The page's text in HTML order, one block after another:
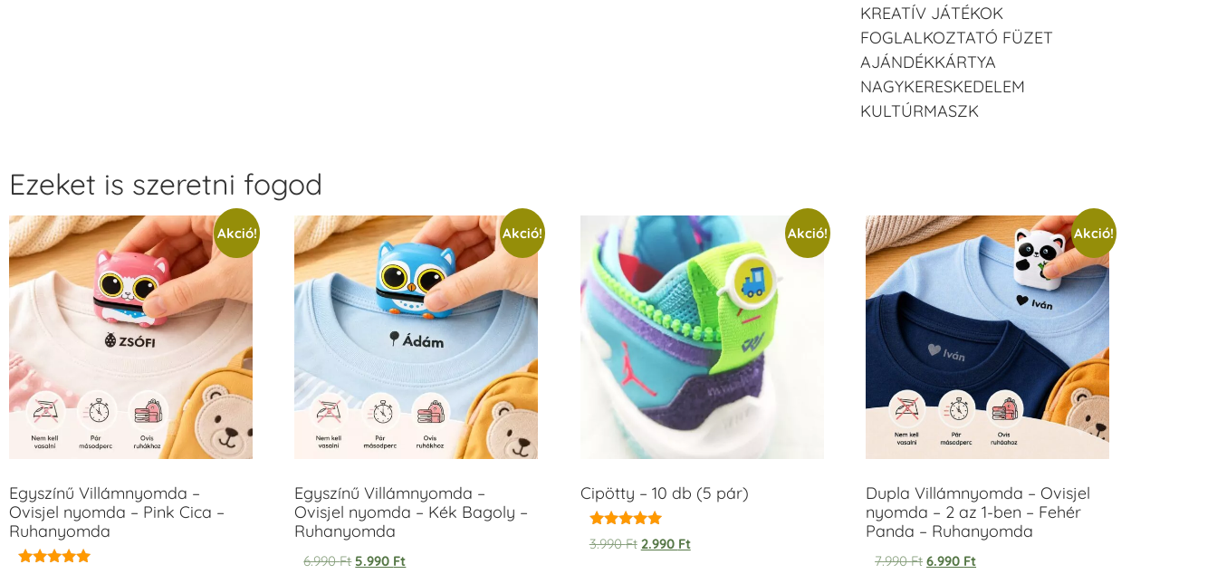
KREATÍV JÁTÉKOK
FOGLALKOZTATÓ FÜZET
AJÁNDÉKKÁRTYA
NAGYKERESKEDELEM
KULTÚRMASZK
Ezeket is szeretni fogod
Akció!
Egyszínű Villámnyomda –
Ovisjel nyomda – Pink Cica –
Ruhanyomda
Akció!
Egyszínű Villámnyomda –
Ovisjel nyomda – Kék Bagoly –
Ruhanyomda
6.990Ft 5.990 Ft
Akció!
Cipötty – 10 db (5 pár)
Értékelés:
5.00
3.990Ft 2.990 Ft
Akció!
Dupla Villámnyomda – Ovisjel
nyomda – 2 az 1-ben – Fehér
Panda – Ruhanyomda
7.990Ft 6.990 Ft